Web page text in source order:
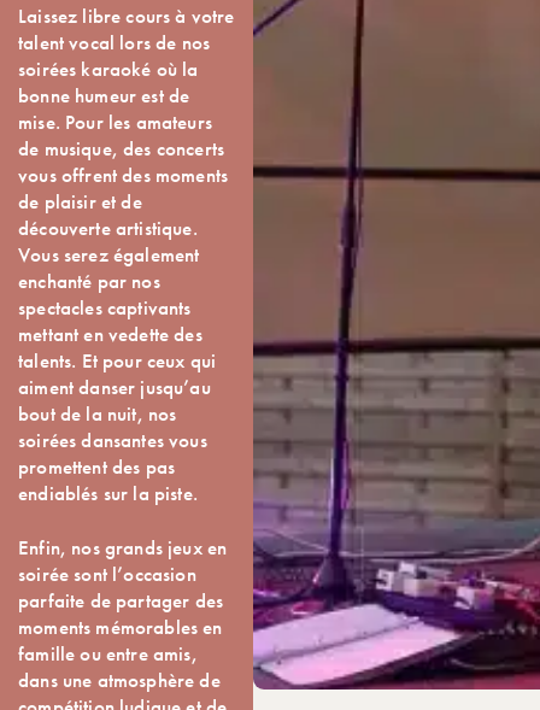
Laissez libre cours à votre
talent vocal lors de nos
soirées karaoké où la
bonne humeur est de
mise. Pour les amateurs
de musique, des concerts
vous offrent des moments
de plaisir et de
découverte artistique.
Vous serez également
enchanté par nos
spectacles captivants
mettant en vedette des
talents. Et pour ceux qui
aiment danser jusqu’au
bout de la nuit, nos
soirées dansantes vous
promettent des pas
endiablés sur la piste.
Enfin, nos grands jeux en
soirée sont l’occasion
parfaite de partager des
moments mémorables en
famille ou entre amis,
dans une atmosphère de